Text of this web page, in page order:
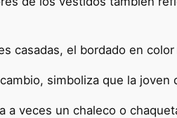
casadas, el bordado en
simboliza que la
a veces un chaleco o